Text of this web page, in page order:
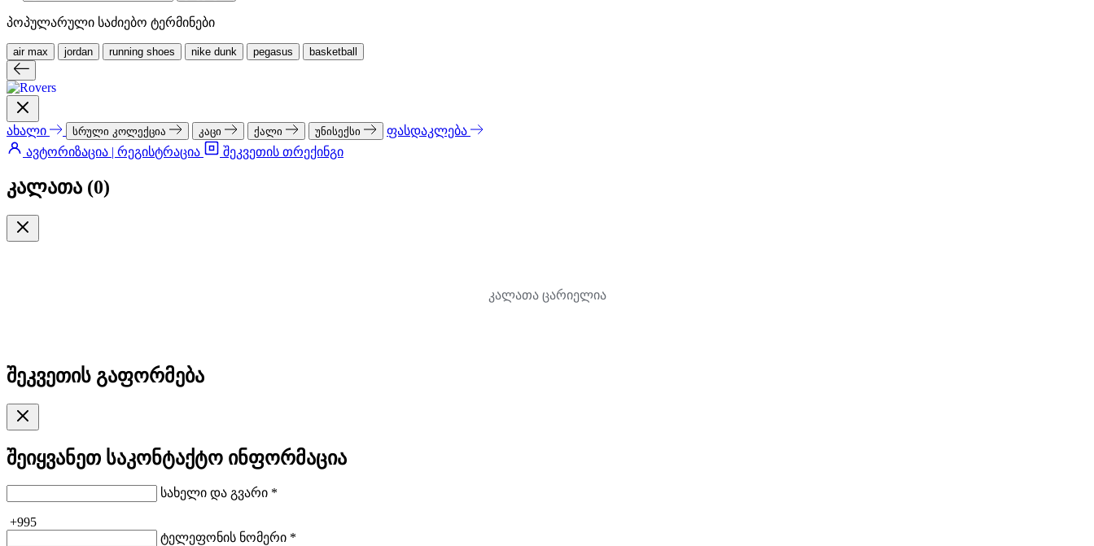
პოპულარული საძიებო ტერმინები
air max jordan running shoes nike dunk pegasus basketball
ახალი სრული კოლექცია კაცი ქალი უნისექსი
ფასდაკლება
ავტორიზაცია | რეგისტრაცია
შეკვეთის თრექინგი
კალათა (0)
კალათა ცარიელია
შეკვეთის გაფორმება
შეიყვანეთ საკონტაქტო ინფორმაცია
სახელი და გვარი *
+995
ტელეფონის ნომერი *